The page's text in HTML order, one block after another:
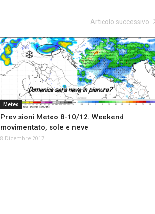
Articolo successivo
Meteo
Previsioni Meteo 8-10/12. Weekend
movimentato, sole e neve
8 Dicembre 2017